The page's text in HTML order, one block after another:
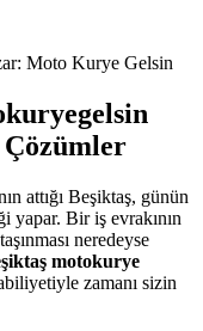
Moto Kurye Gelsin
Çözümler
attığı Beşiktaş, günün
yapar. Bir iş evrakının
neredeyse
motokurye
zamanı sizin